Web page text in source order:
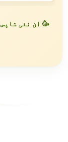
🥳 ان نئی